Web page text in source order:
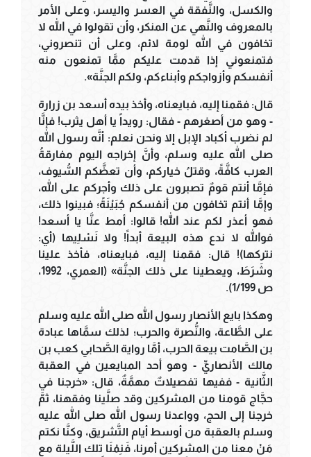
والكسل، والنَّفقة في العسر واليسر، وعلى الأمر
بالمعروف والنَّهي عن المنكر، وأن تقولوا في الله لا
تخافون في الله لومة لائم، وعلى أن تنصروني،
فتمنعوني إذا قدمت عليكم ممَّا تمنعون منه
أنفسكم وأزواجكم وأبناءكم، ولكم الجنَّة».
قال: فقمنا إليه، فبايعناه، وأخذ بيده أسعد بن زرارة
- وهو من أصغرهم - فقال: رويداً يا أهل يثرب! فإنَّا
لم نضرب أكباد الإبل إلا ونحن نعلم: أنَّه رسول الله
صلى الله عليه وسلم، وأنَّ إخراجه اليوم مفارقةُ
العرب كافَّةً، وقتلُ خياركم، وأن تعضَّكم السُّيوف،
فإمَّا أنتم قومٌ تصبرون على ذلك وأجركم على الله،
وإمَّا أنتم تخافون من أنفسكم جُبَيْنَةً؛ فبينوا ذلك،
فهو أعذر لكم عند الله! قالوا: أمط عنَّا يا أسعد!
فوالله لا ندع هذه البيعة أبداً! ولا نَسْلِيها (أي:
نتركها)! قال: فقمنا إليه، فبايعناه، فأخذ علينا
وشَرَطَ، ويعطينا على ذلك الجنَّة» (العمري، 1992،
ص 1/199).
وهكذا بايع الأنصار رسول الله صلى الله عليه وسلم
على الطَّاعة، والنُّصرة والحرب؛ لذلك سمَّاها عبادة
بن الصَّامت بيعة الحرب، أمَّا رواية الصَّحابي كعب بن
مالك الأنصاريِّ - وهو أحد المبايعين في العقبة
الثَّانية - ففيها تفصيلاتٌ مهمَّةٌ، قال: «خرجنا في
حجَّاج قومنا من المشركين وقد صلَّينا وفقهنا، ثمَّ
خرجنا إلى الحج، وواعدنا رسول الله صلى الله عليه
وسلم بالعقبة من أوسط أيام التَّشريق، وكنَّا نكتم
مَنْ معنا من المشركين أمرنا، فَنِمْنَا تلك اللَّيلة مع